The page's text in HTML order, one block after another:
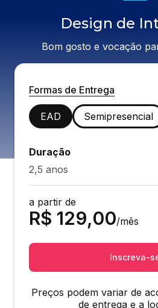
Design de
Bom gosto e vocação
Formas de Entrega
EAD Semipresencial
Duração
2,5 anos
a partir de
R$ 129,00/mês
Inscreva-
Preços podem variar de
de entrega e a